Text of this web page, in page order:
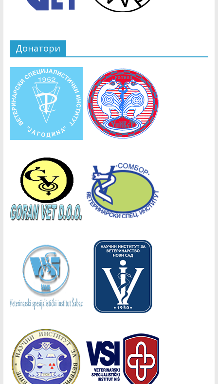
Copyright © 2026 СВД. Сва права задржана.